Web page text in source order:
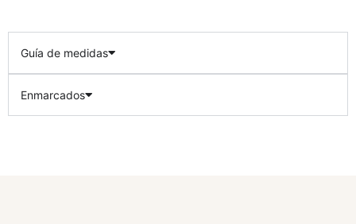
Guía de medidas
Enmarcados